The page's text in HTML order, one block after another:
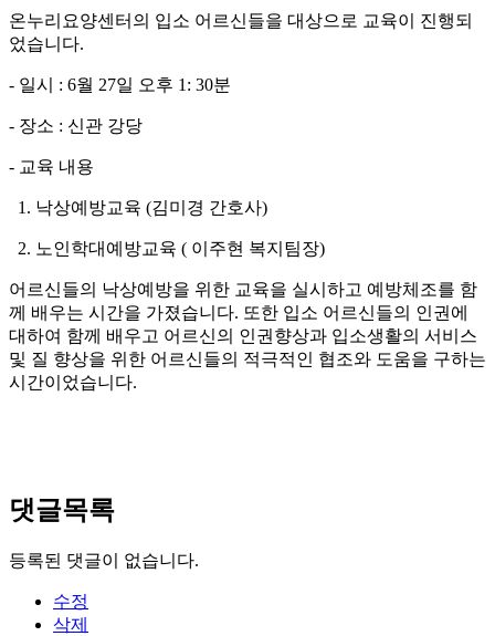
온누리요양센터의 입소 어르신들을 대상으로 교육이 진행되
었습니다.
- 일시 : 6월 27일 오후 1: 30분
- 장소 : 신관 강당
- 교육 내용
1. 낙상예방교육 (김미경 간호사)
2. 노인학대예방교육 ( 이주현 복지팀장)
어르신들의 낙상예방을 위한 교육을 실시하고 예방체조를 함
께 배우는 시간을 가졌습니다. 또한 입소 어르신들의 인권에
대하여 함께 배우고 어르신의 인권향상과 입소생활의 서비스
및 질 향상을 위한 어르신들의 적극적인 협조와 도움을 구하는
시간이었습니다.
댓글목록
등록된 댓글이 없습니다.
수정
삭제